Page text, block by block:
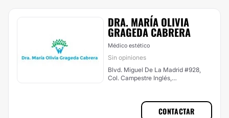
DRA. MARÍA OLIVIA
GRAGEDA CABRERA
Médico estético
Sin opiniones
Blvd. Miguel De La Madrid #928,
Col. Campestre Inglés,
CONTACTAR